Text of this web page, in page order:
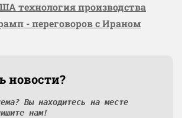
технология производства
- переговоров с Ираном
новости?
Вы находитесь на месте
нам!